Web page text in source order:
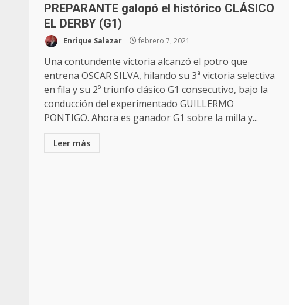
PREPARANTE galopó el histórico CLÁSICO
EL DERBY (G1)
Enrique Salazar febrero 7, 2021
Una contundente victoria alcanzó el potro que
entrena OSCAR SILVA, hilando su 3ª victoria selectiva
en fila y su 2º triunfo clásico G1 consecutivo, bajo la
conducción del experimentado GUILLERMO
PONTIGO. Ahora es ganador G1 sobre la milla y...
Leer más